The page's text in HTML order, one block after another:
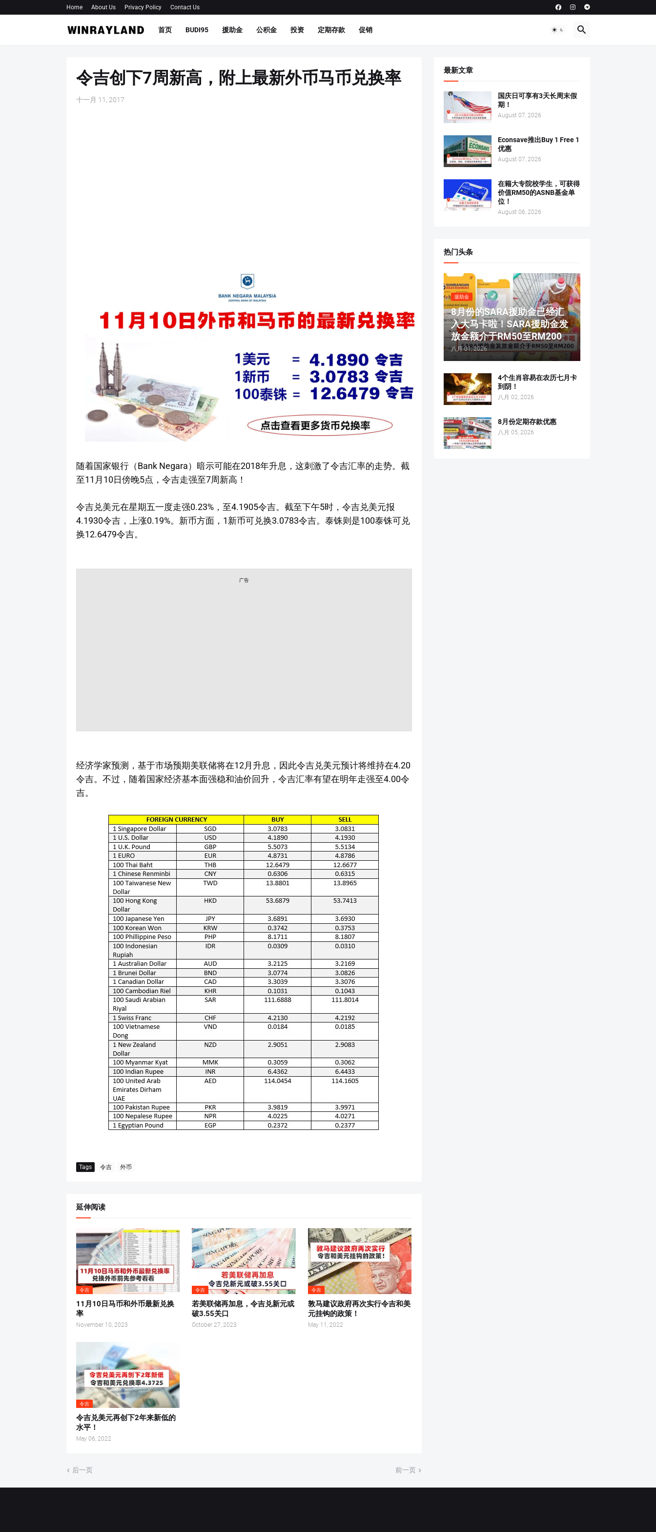
Home About Us Privacy Policy Contact Us
首页 BUDI95 援助金 公积金 投资 定期存款 促销
令吉创下7周新高，附上最新外币马币兑换率
十一月 11, 2017
随着国家银行（Bank Negara）暗示可能在2018年升息，这刺激了令吉汇率的走势。截
至11月10日傍晚5点，令吉走强至7周新高！
令吉兑美元在星期五一度走强0.23%，至4.1905令吉。截至下午5时，令吉兑美元报
4.1930令吉，上涨0.19%。新币方面，1新币可兑换3.0783令吉。泰铢则是100泰铢可兑
换12.6479令吉。
广告
经济学家预测，基于市场预期美联储将在12月升息，因此令吉兑美元预计将维持在4.20
令吉。不过，随着国家经济基本面强稳和油价回升，令吉汇率有望在明年走强至4.00令
吉。
Tags 令吉 外币
延伸阅读
令吉
11月10日马币和外币最新兑换
率
November 10, 2023
令吉
若美联储再加息，令吉兑新元或
破3.55关口
October 27, 2023
令吉
敦马建议政府再次实行令吉和美
元挂钩的政策！
May 11, 2022
令吉
令吉兑美元再创下2年来新低的
水平！
May 06, 2022
后一页 前一页
最新文章
国庆日可享有3天长周末假
期！
August 07, 2026
Econsave推出Buy 1 Free 1
优惠
August 07, 2026
在籍大专院校学生，可获得
价值RM50的ASNB基金单
位！
August 06, 2026
热门头条
援助金
8月份的SARA援助金已经汇
入大马卡啦！SARA援助金发
放金额介于RM50至RM200
八月 01, 2026
4个生肖容易在农历七月卡
到阴！
八月 02, 2026
8月份定期存款优惠
八月 05, 2026